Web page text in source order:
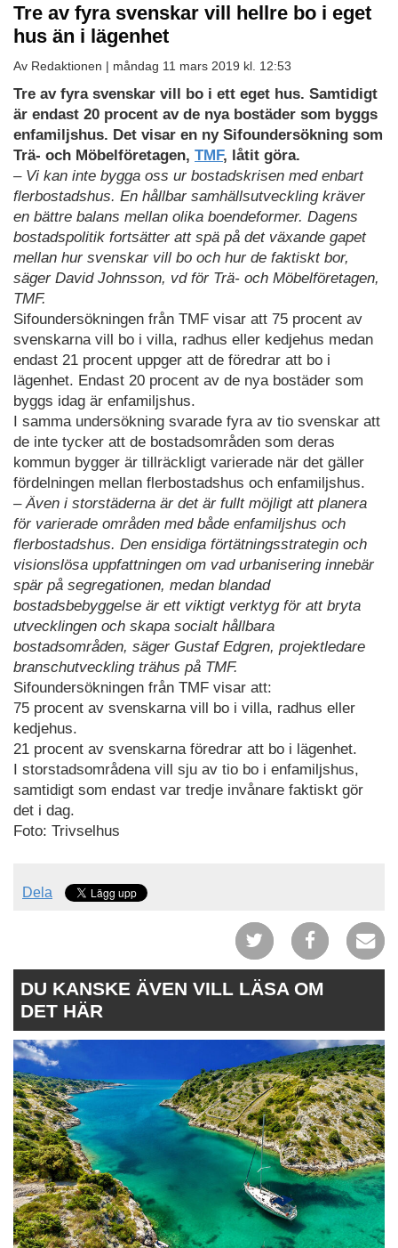
Tre av fyra svenskar vill hellre bo i eget
hus än i lägenhet
Av Redaktionen | måndag 11 mars 2019 kl. 12:53
Tre av fyra svenskar vill bo i ett eget hus. Samtidigt
är endast 20 procent av de nya bostäder som byggs
enfamiljshus. Det visar en ny Sifoundersökning som
Trä- och Möbelföretagen, TMF, låtit göra.
– Vi kan inte bygga oss ur bostadskrisen med enbart
flerbostadshus. En hållbar samhällsutveckling kräver
en bättre balans mellan olika boendeformer. Dagens
bostadspolitik fortsätter att spä på det växande gapet
mellan hur svenskar vill bo och hur de faktiskt bor,
säger David Johnsson, vd för Trä- och Möbelföretagen,
TMF.
Sifoundersökningen från TMF visar att 75 procent av
svenskarna vill bo i villa, radhus eller kedjehus medan
endast 21 procent uppger att de föredrar att bo i
lägenhet. Endast 20 procent av de nya bostäder som
byggs idag är enfamiljshus.
I samma undersökning svarade fyra av tio svenskar att
de inte tycker att de bostadsområden som deras
kommun bygger är tillräckligt varierade när det gäller
fördelningen mellan flerbostadshus och enfamiljshus.
– Även i storstäderna är det är fullt möjligt att planera
för varierade områden med både enfamiljshus och
flerbostadshus. Den ensidiga förtätningsstrategin och
visionslösa uppfattningen om vad urbanisering innebär
spär på segregationen, medan blandad
bostadsbebyggelse är ett viktigt verktyg för att bryta
utvecklingen och skapa socialt hållbara
bostadsområden, säger Gustaf Edgren, projektledare
branschutveckling trähus på TMF.
Sifoundersökningen från TMF visar att:
75 procent av svenskarna vill bo i villa, radhus eller
kedjehus.
21 procent av svenskarna föredrar att bo i lägenhet.
I storstadsområdena vill sju av tio bo i enfamiljshus,
samtidigt som endast var tredje invånare faktiskt gör
det i dag.
Foto: Trivselhus
Dela
DU KANSKE ÄVEN VILL LÄSA OM
DET HÄR